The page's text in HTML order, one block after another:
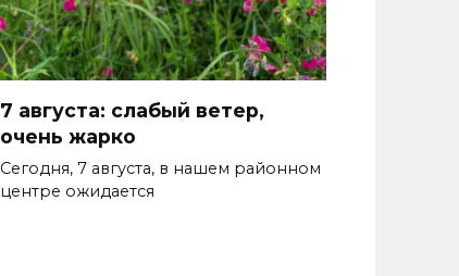
7 августа: слабый ветер,
очень жарко
Сегодня, 7 августа, в нашем районном
центре ожидается